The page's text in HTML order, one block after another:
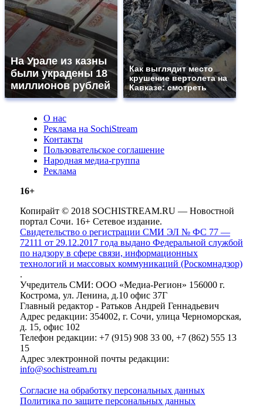
На Урале из казны
были украдены 18
миллионов рублей
Как выглядит место
крушение вертолета на
Кавказе: смотреть
О нас
Реклама на SochiStream
Контакты
Пользовательское соглашение
Народная медиа-группа
Реклама
16+
Копирайт © 2018 SOCHISTREAM.RU — Новостной
портал Сочи. 16+ Сетевое издание.
Свидетельство о регистрации СМИ ЭЛ № ФС 77 —
72111 от 29.12.2017 года выдано Федеральной службой
по надзору в сфере связи, информационных
технологий и массовых коммуникаций (Роскомнадзор)
.
Учредитель СМИ: ООО «Медиа-Регион» 156000 г.
Кострома, ул. Ленина, д.10 офис 37Г
Главный редактор - Ратьков Андрей Геннадьевич
Адрес редакции: 354002, г. Сочи, улица Черноморская,
д. 15, офис 102
Телефон редакции: +7 (915) 908 33 00, +7 (862) 555 13
15
Адрес электронной почты редакции:
info@sochistream.ru
Согласие на обработку персональных данных
Политика по защите персональных данных